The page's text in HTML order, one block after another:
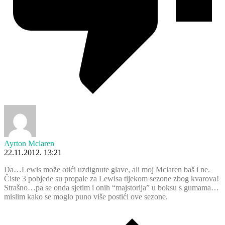
Ayrton Mclaren
22.11.2012. 13:21
Da…Lewis može otići uzdignute glave, ali moj Mclaren baš i ne.
Čiste 3 pobjede su propale za Lewisa tijekom sezone zbog kvarova!
Strašno…pa se onda sjetim i onih “majstorija” u boksu s gumama…
mislim kako se moglo puno više postići ove sezone.